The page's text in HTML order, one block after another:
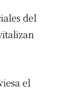
del
el